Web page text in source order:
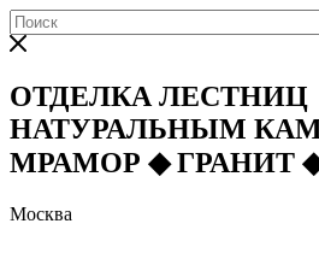
ОТДЕЛКА ЛЕСТНИЦ
НАТУРАЛЬНЫМ
МРАМОР ◆ГРАНИТ
Москва